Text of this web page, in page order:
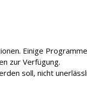
Einige
zur Verfügung.
soll, nicht